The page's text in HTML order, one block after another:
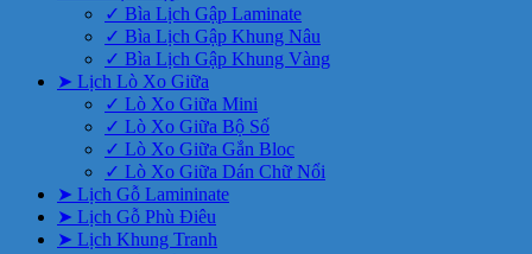
✓ Bìa Lịch Gập Laminate
✓ Bìa Lịch Gập Khung Nâu
✓ Bìa Lịch Gập Khung Vàng
➤ Lịch Lò Xo Giữa
✓ Lò Xo Giữa Mini
✓ Lò Xo Giữa Bộ Số
✓ Lò Xo Giữa Gắn Bloc
✓ Lò Xo Giữa Dán Chữ Nổi
➤ Lịch Gỗ Lamininate
➤ Lịch Gỗ Phù Điêu
➤ Lịch Khung Tranh